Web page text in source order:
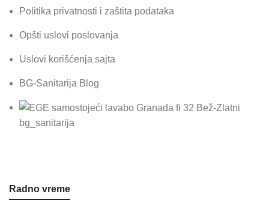
Politika privatnosti i zaštita podataka
Opšti uslovi poslovanja
Uslovi korišćenja sajta
BG-Sanitarija Blog
bg_sanitarija
Radno vreme